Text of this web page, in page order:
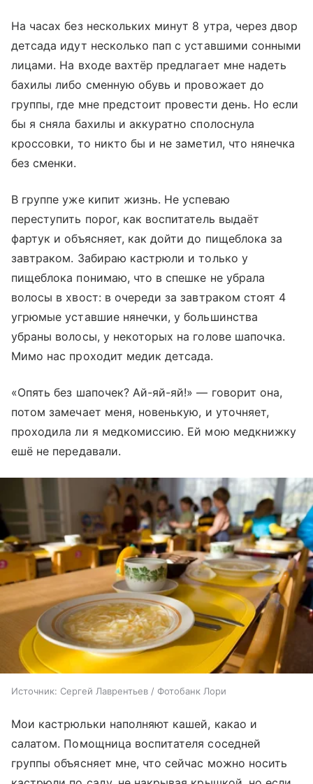
На часах без нескольких минут 8 утра, через двор
детсада идут несколько пап с уставшими сонными
лицами. На входе вахтёр предлагает мне надеть
бахилы либо сменную обувь и провожает до
группы, где мне предстоит провести день. Но если
бы я сняла бахилы и аккуратно сполоснула
кроссовки, то никто бы и не заметил, что нянечка
без сменки.
В группе уже кипит жизнь. Не успеваю
переступить порог, как воспитатель выдаёт
фартук и объясняет, как дойти до пищеблока за
завтраком. Забираю кастрюли и только у
пищеблока понимаю, что в спешке не убрала
волосы в хвост: в очереди за завтраком стоят 4
угрюмые уставшие нянечки, у большинства
убраны волосы, у некоторых на голове шапочка.
Мимо нас проходит медик детсада.
«Опять без шапочек? Ай-яй-яй!» — говорит она,
потом замечает меня, новенькую, и уточняет,
проходила ли я медкомиссию. Ей мою медкнижку
ешё не передавали.
Источник: Сергей Лаврентьев / Фотобанк Лори
Мои кастрюльки наполняют кашей, какао и
салатом. Помощница воспитателя соседней
группы объясняет мне, что сейчас можно носить